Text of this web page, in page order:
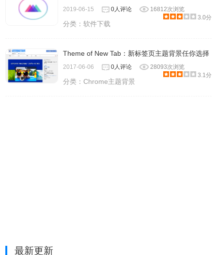
2019-06-15 0人评论
16812次浏览
3.0分
分类：软件下载
Theme of New Tab：新标签页主题背景任你选择
2017-06-06 0人评论
28093次浏览
3.1分
分类：Chrome主题背景
最新更新